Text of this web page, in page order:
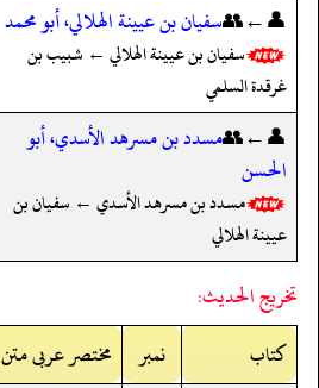
👤←👥سفيان بن عيينة الهلالي، أبو محمد
سفيان بن عيينة الهلالي ← شبيب بن
غرقدة السلمي
👤←👥مسدد بن مسرهد الأسدي، أبو
الحسن
مسدد بن مسرهد الأسدي ← سفيان بن
عيينة الهلالي
تخريج الحديث:
کتاب
نمبر
مختصر عربی متن